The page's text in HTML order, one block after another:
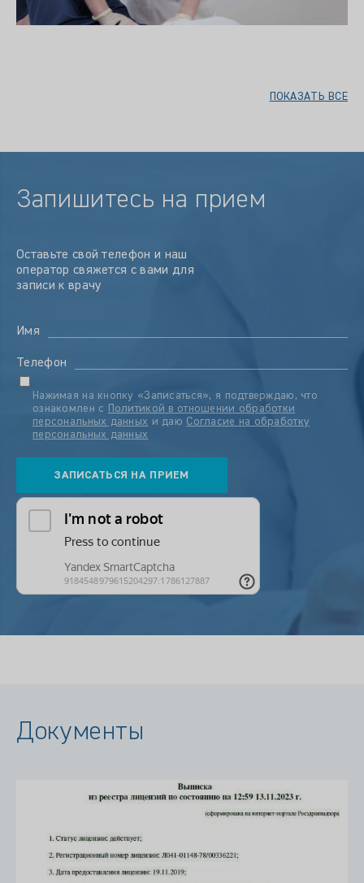
ПОКАЗАТЬ ВСЕ
Запишитесь на прием
Оставьте свой телефон и наш
оператор свяжется с вами для
записи к врачу
Имя
Телефон
Нажимая на кнопку «Записаться», я подтверждаю, что
ознакомлен с
Политикой в отношении обработки
персональных данных и даю Согласие на обработку
персональных данных
Документы